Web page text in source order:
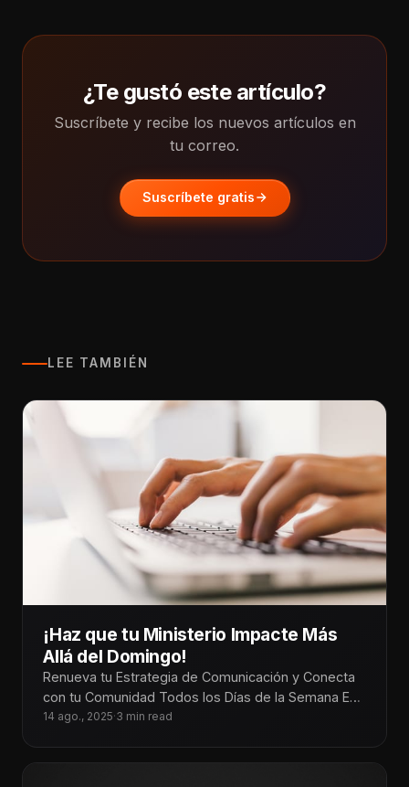
¿Te gustó este artículo?
Suscríbete y recibe los nuevos artículos en
tu correo.
Suscríbete gratis
LEE TAMBIÉN
¡Haz que tu Ministerio Impacte Más
Allá del Domingo!
Renueva tu Estrategia de Comunicación y Conecta
con tu Comunidad Todos los Días de la Semana En
un mundo donde
14 ago., 2025·3 min read